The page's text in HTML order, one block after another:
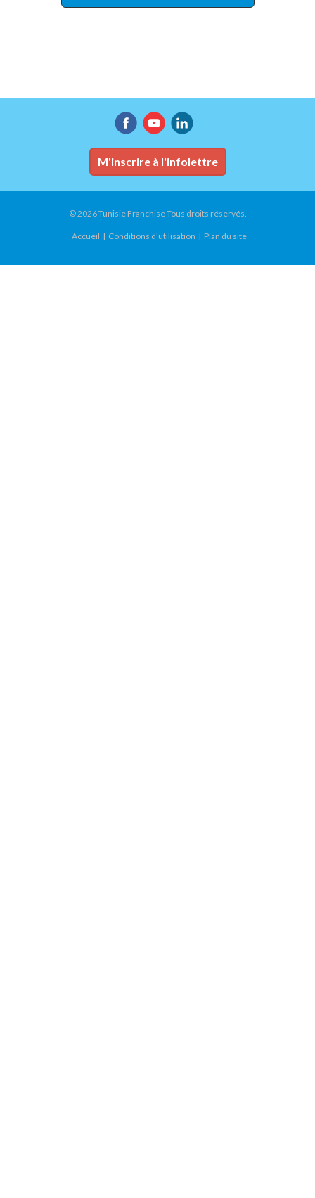
M'inscrire à l'infolettre
© 2026 Tunisie Franchise Tous droits réservés.
Accueil Conditions d'utilisation Plan du site